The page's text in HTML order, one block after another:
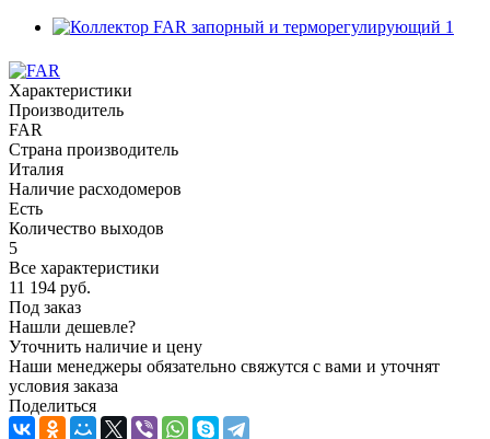
Характеристики
Производитель
FAR
Страна производитель
Италия
Наличие расходомеров
Есть
Количество выходов
5
Все характеристики
11 194 руб.
Под заказ
Нашли дешевле?
Уточнить наличие и цену
Наши менеджеры обязательно свяжутся с вами и уточнят
условия заказа
Поделиться